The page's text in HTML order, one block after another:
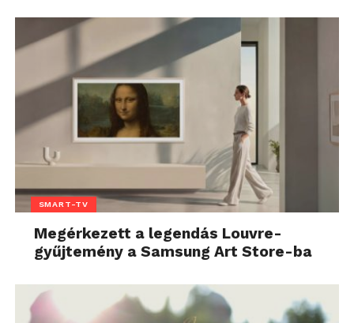
SMART-TV
Megérkezett a legendás Louvre-
gyűjtemény a Samsung Art Store-ba